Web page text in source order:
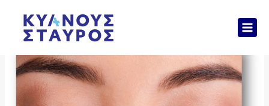
περιεχόμενο